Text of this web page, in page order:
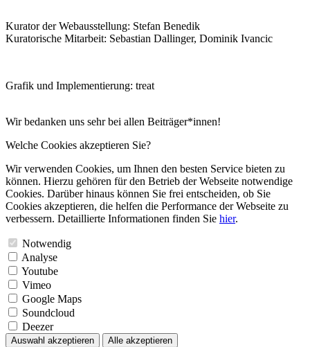
Kurator der Webausstellung: Stefan Benedik
Kuratorische Mitarbeit: Sebastian Dallinger, Dominik Ivancic
Grafik und Implementierung: treat
Wir bedanken uns sehr bei allen Beiträger*innen!
Welche Cookies akzeptieren Sie?
Wir verwenden Cookies, um Ihnen den besten Service bieten zu
können. Hierzu gehören für den Betrieb der Webseite notwendige
Cookies. Darüber hinaus können Sie frei entscheiden, ob Sie
Cookies akzeptieren, die helfen die Performance der Webseite zu
verbessern. Detaillierte Informationen finden Sie hier.
Notwendig
Analyse
Youtube
Vimeo
Google Maps
Soundcloud
Deezer
Auswahl akzeptieren Alle akzeptieren